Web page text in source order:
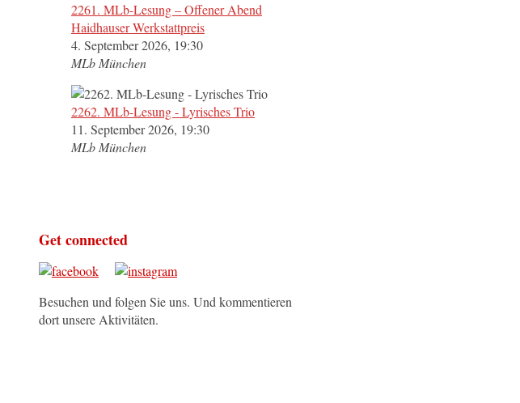
2261. MLb-Lesung – Offener Abend
Haidhauser Werkstattpreis
4. September 2026, 19:30
MLb München
2262. MLb-Lesung - Lyrisches Trio
11. September 2026, 19:30
MLb München
Get connected
Besuchen und folgen Sie uns. Und kommentieren
dort unsere Aktivitäten.